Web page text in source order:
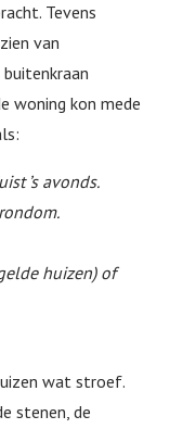
Tevens
van
woning kon mede
’s avonds.
huizen) of
wat stroef.
stenen, de